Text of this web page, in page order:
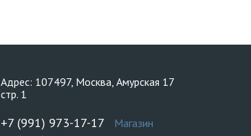
Адрес: 107497, Москва, Амурская 17
стр. 1
+7 (991) 973-17-17 Магазин